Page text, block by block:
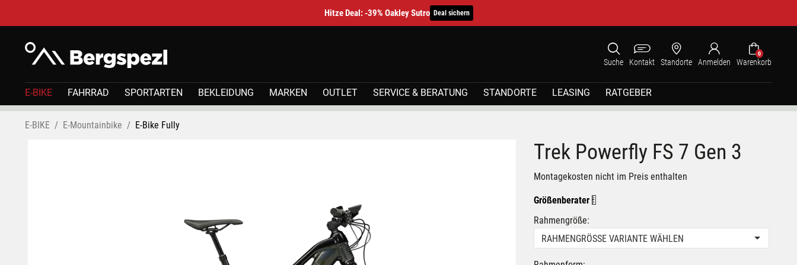
Hitze Deal: -39% Oakley Sutro Deal sichern
Suche Kontakt Standorte Anmelden
0
Warenkorb
E-BIKE FAHRRAD SPORTARTEN BEKLEIDUNG MARKEN OUTLET SERVICE & BERATUNG STANDORTE LEASING RATGEBER
E-BIKE E-Mountainbike E-Bike Fully
Trek Powerfly FS 7 Gen 3
Montagekosten nicht im Preis enthalten
Größenberater
Rahmengröße:
RAHMENGRÖSSE VARIANTE WÄHLEN